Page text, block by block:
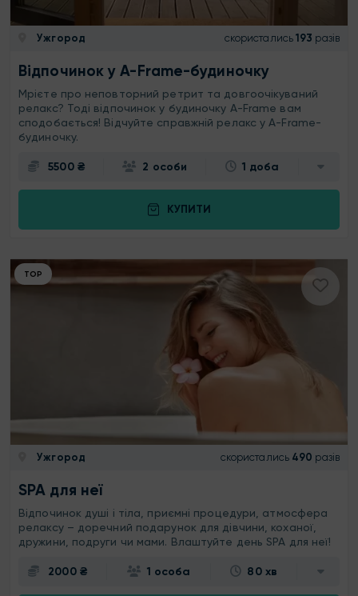
Ужгород скористались 193 разів
Відпочинок у A-Frame-будиночку
Мрієте про неповторний ретрит та довгоочікуваний
релакс? Тоді відпочинок у будиночку A-Frame вам
сподобається! Відчуйте справжній релакс у A-Frame-
будиночку.
5500 ₴ 2 особи 1 доба
КУПИТИ
ТОР
Ужгород скористались 490 разів
SPA для неї
Відпочинок душі і тіла, приємні процедури, атмосфера
релаксу – доречний подарунок для дівчини, коханої,
дружини, подруги чи мами. Влаштуйте день SPA для неї!
2000 ₴ 1 особа 80 хв